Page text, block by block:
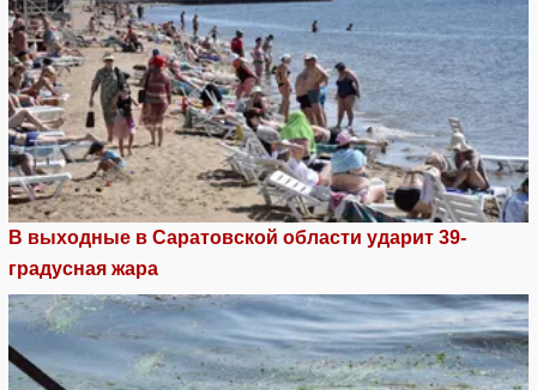
В выходные в Саратовской области ударит 39-
градусная жара